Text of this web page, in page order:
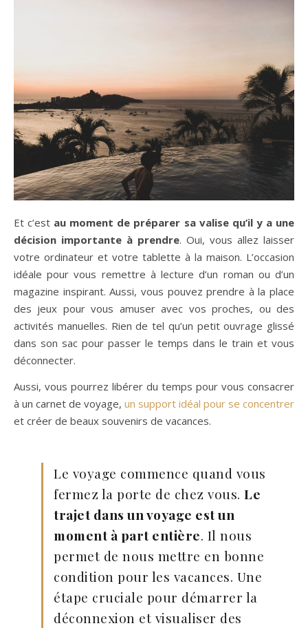
Et c’est au moment de préparer sa valise qu’il y a une
décision importante à prendre. Oui, vous allez laisser
votre ordinateur et votre tablette à la maison. L’occasion
idéale pour vous remettre à lecture d’un roman ou d’un
magazine inspirant. Aussi, vous pouvez prendre à la place
des jeux pour vous amuser avec vos proches, ou des
activités manuelles. Rien de tel qu’un petit ouvrage glissé
dans son sac pour passer le temps dans le train et vous
déconnecter.
Aussi, vous pourrez libérer du temps pour vous consacrer
à un carnet de voyage, un support idéal pour se concentrer
et créer de beaux souvenirs de vacances.
Le voyage commence quand vous
fermez la porte de chez vous. Le
trajet dans un voyage est un
moment à part entière. Il nous
permet de nous mettre en bonne
condition pour les vacances. Une
étape cruciale pour démarrer la
déconnexion et visualiser des